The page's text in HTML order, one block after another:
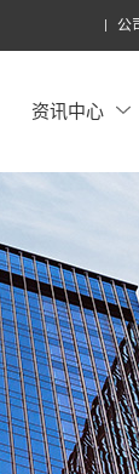
公
资讯中心